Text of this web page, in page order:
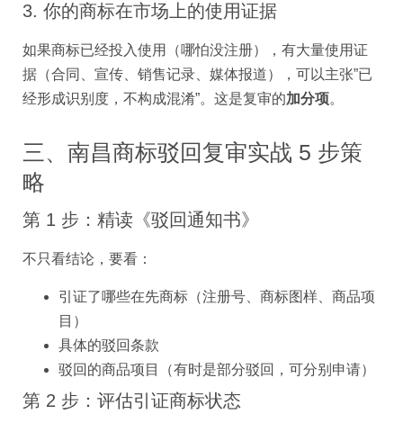
3. 你的商标在市场上的使用证据
如果商标已经投入使用（哪怕没注册），有大量使用证
据（合同、宣传、销售记录、媒体报道），可以主张”已
经形成识别度，不构成混淆”。这是复审的加分项。
三、南昌商标驳回复审实战 5 步策
略
第 1 步：精读《驳回通知书》
不只看结论，要看：
引证了哪些在先商标（注册号、商标图样、商品项
目）
具体的驳回条款
驳回的商品项目（有时是部分驳回，可分别申请）
第 2 步：评估引证商标状态